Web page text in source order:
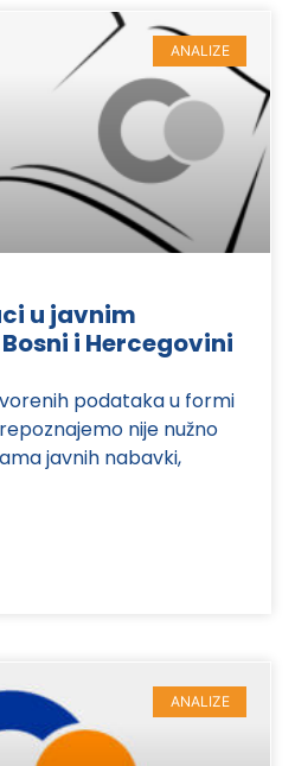
ANALIZE
u javnim
i Hercegovini
podataka u formi
nije nužno
javnih nabavki,
ANALIZE